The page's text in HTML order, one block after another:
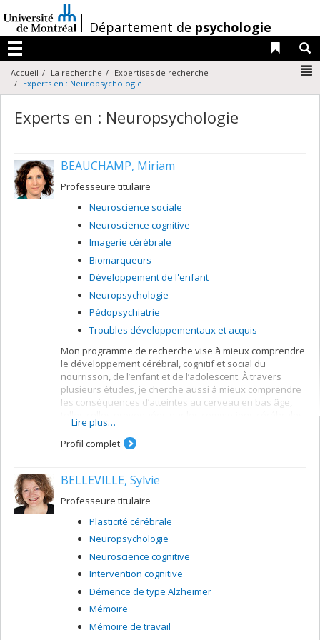
au
contenu
/Département de psychologie
Menu
Liens
Accueil La recherche
Expertises de recherche
Experts en : Neuropsychologie
Experts en : Neuropsychologie
BEAUCHAMP, Miriam
Professeure titulaire
Neuroscience sociale
Neuroscience cognitive
Imagerie cérébrale
Biomarqueurs
Développement de l'enfant
Neuropsychologie
Pédopsychiatrie
Troubles développementaux et acquis
Mon programme de recherche vise à mieux comprendre
le développement cérébral, cognitif et social du
nourrisson, de l’enfant et de l’adolescent. À travers
plusieurs études, je cherche aussi à mieux comprendre
les conséquences d’atteintes au cerveau en bas âge,
et les traumatismes crânio-cérébraux. Plusieurs
approches méthodologiques et technologiques sont
adoptées sous quatre grandes lignes d’investigation:
Études du développement normal de l’enfant et
des facteurs prédictifs de la maturation cérébrale
et cognitive.
Investigation des effets de blessures cérébrales
traumatisme crânien) sur la cognition, la
compétence sociale, la qualité de vie et le
développement cérébral.
Conception et validation de nouvelles tâches de
cognition et d’habiletés sociales (e.g.
raisonnement moral, théorie de l’esprit, fonctions
exécutives).
Lire plus…
Profil complet
BELLEVILLE, Sylvie
Professeure titulaire
Plasticité cérébrale
Neuropsychologie
Neuroscience cognitive
Intervention cognitive
Démence de type Alzheimer
Mémoire
Mémoire de travail